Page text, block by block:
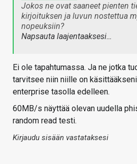
Jokos ne ovat saaneet pienten
kirjoituksen ja luvun nostettua
nopeuksiin?
Napsauta laajentaaksesi…
Ei ole tapahtumassa. Ja ne jotka
tarvitsee niin niille on
enterprise tasolla edelleen.
60MB/s näyttää olevan uudella
random read testi.
Kirjaudu sisään vastataksesi